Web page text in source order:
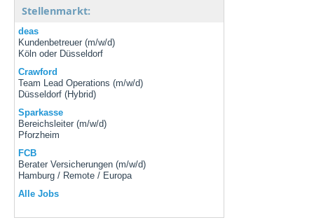
Stellenmarkt:
deas
Kundenbetreuer (m/w/d)
Köln oder Düsseldorf
Crawford
Team Lead Operations (m/w/d)
Düsseldorf (Hybrid)
Sparkasse
Bereichsleiter (m/w/d)
Pforzheim
FCB
Berater Versicherungen (m/w/d)
Hamburg / Remote / Europa
Alle Jobs